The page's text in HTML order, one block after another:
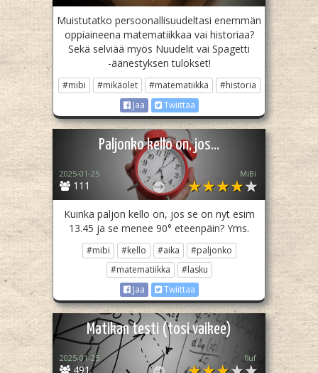
Muistutatko persoonallisuudeltasi enemmän
oppiaineena matematiikkaa vai historiaa?
Sekä selviää myös Nuudelit vai Spagetti
-äänestyksen tulokset!
#mibi #mikäolet #matematiikka
#historia
Jaa
Twiittaa
Paljonko kello on, jos...
111
2025-01-25 MiBi
Kuinka paljon kello on, jos se on nyt esim
13.45 ja se menee 90° eteenpäin? Yms.
#mibi #kello #aika
#paljonko
#matematiikka
#lasku
Jaa
Twiittaa
Matikan testi (tosi vaikee)
491
2025-01-25 fluf